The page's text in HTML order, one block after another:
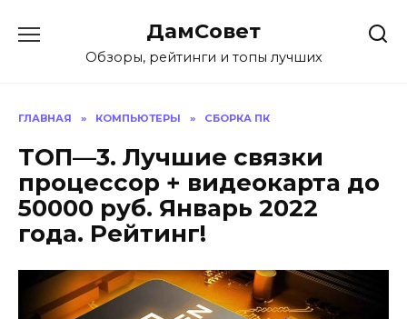
содержанию
ДамСовет
Обзоры, рейтинги и топы лучших
ГЛАВНАЯ » КОМПЬЮТЕРЫ » СБОРКА ПК
ТОП—3. Лучшие связки
процессор + видеокарта до
50000 руб. Январь 2022
года. Рейтинг!